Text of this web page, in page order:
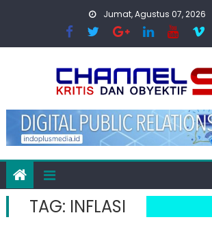
Jumat, Agustus 07, 2026
TAG: INFLASI